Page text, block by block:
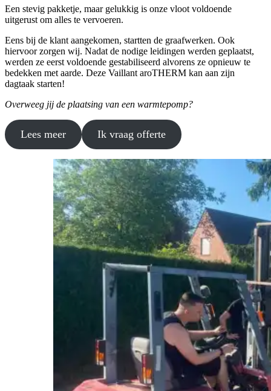
Een stevig pakketje, maar gelukkig is onze vloot voldoende
uitgerust om alles te vervoeren.
Eens bij de klant aangekomen, startten de graafwerken. Ook
hiervoor zorgen wij. Nadat de nodige leidingen werden geplaatst,
werden ze eerst voldoende gestabiliseerd alvorens ze opnieuw te
bedekken met aarde. Deze Vaillant aroTHERM kan aan zijn
dagtaak starten!
Overweeg jij de plaatsing van een warmtepomp?
Lees meer Ik vraag offerte